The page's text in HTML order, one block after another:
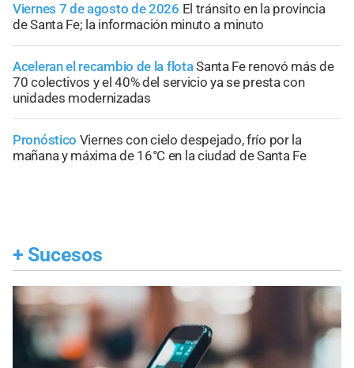
Viernes 7 de agosto de 2026 El tránsito en la provincia
de Santa Fe; la información minuto a minuto
Aceleran el recambio de la flotaSanta Fe renovó más de
70 colectivos y el 40% del servicio ya se presta con
unidades modernizadas
Pronóstico Viernes con cielo despejado, frío por la
mañana y máxima de 16°C en la ciudad de Santa Fe
+ Sucesos